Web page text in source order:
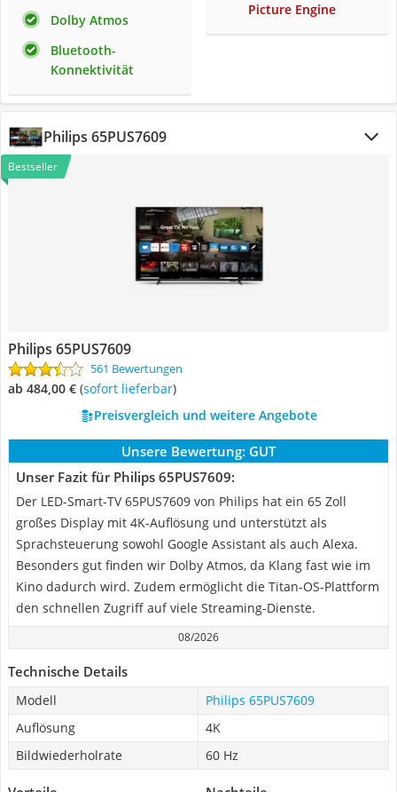
Dolby Atmos
Bluetooth-
Konnektivität
Picture Engine
Philips 65PUS7609
Bestseller
Philips 65PUS7609
561 Bewertungen
ab 484,00 € ( Sofort lieferbar)
Preisvergleich und weitere Angebote
Unsere Bewertung: GUT
Unser Fazit für Philips 65PUS7609:
Der LED-Smart-TV 65PUS7609 von Philips hat ein 65 Zoll
großes Display mit 4K-Auflösung und unterstützt als
Sprachsteuerung sowohl Google Assistant als auch Alexa.
Besonders gut finden wir Dolby Atmos, da Klang fast wie im
Kino dadurch wird. Zudem ermöglicht die Titan-OS-Plattform
den schnellen Zugriff auf viele Streaming-Dienste.
08/2026
Technische Details
Modell
Philips 65PUS7609
Auflösung
4K
Bildwiederholrate
60 Hz